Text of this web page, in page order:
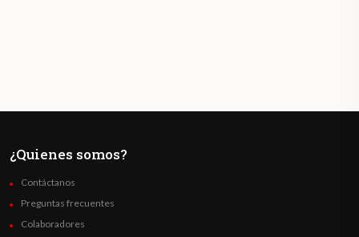
¿Quienes somos?
Contáctanos
Preguntas frecuentes
Colaboradores